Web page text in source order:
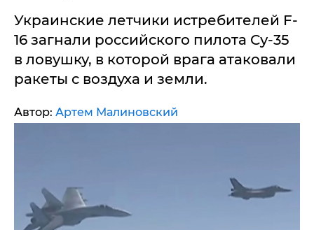
Украинские летчики истребителей F-
16 загнали российского пилота Су-35
в ловушку, в которой врага атаковали
ракеты с воздуха и земли.
Автор: Артем Малиновский